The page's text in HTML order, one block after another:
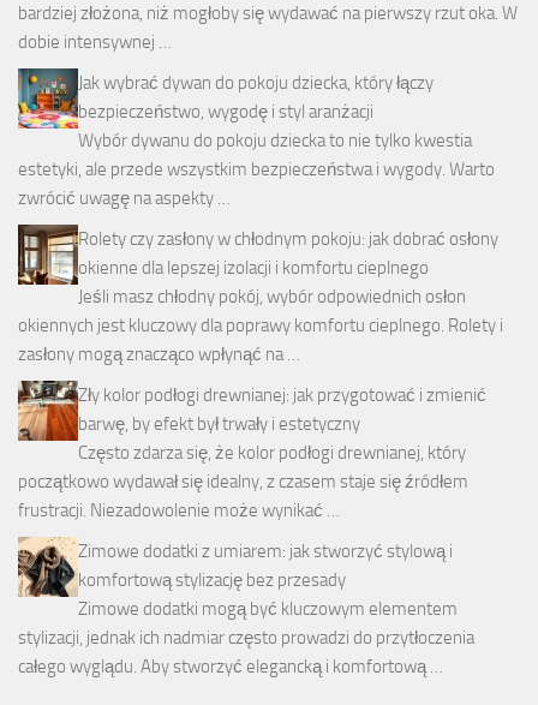
bardziej złożona, niż mogłoby się wydawać na pierwszy rzut oka. W
dobie intensywnej …
Jak wybrać dywan do pokoju dziecka, który łączy
bezpieczeństwo, wygodę i styl aranżacji
Wybór dywanu do pokoju dziecka to nie tylko kwestia
estetyki, ale przede wszystkim bezpieczeństwa i wygody. Warto
zwrócić uwagę na aspekty …
Rolety czy zasłony w chłodnym pokoju: jak dobrać osłony
okienne dla lepszej izolacji i komfortu cieplnego
Jeśli masz chłodny pokój, wybór odpowiednich osłon
okiennych jest kluczowy dla poprawy komfortu cieplnego. Rolety i
zasłony mogą znacząco wpłynąć na …
Zły kolor podłogi drewnianej: jak przygotować i zmienić
barwę, by efekt był trwały i estetyczny
Często zdarza się, że kolor podłogi drewnianej, który
początkowo wydawał się idealny, z czasem staje się źródłem
frustracji. Niezadowolenie może wynikać …
Zimowe dodatki z umiarem: jak stworzyć stylową i
komfortową stylizację bez przesady
Zimowe dodatki mogą być kluczowym elementem
stylizacji, jednak ich nadmiar często prowadzi do przytłoczenia
całego wyglądu. Aby stworzyć elegancką i komfortową …